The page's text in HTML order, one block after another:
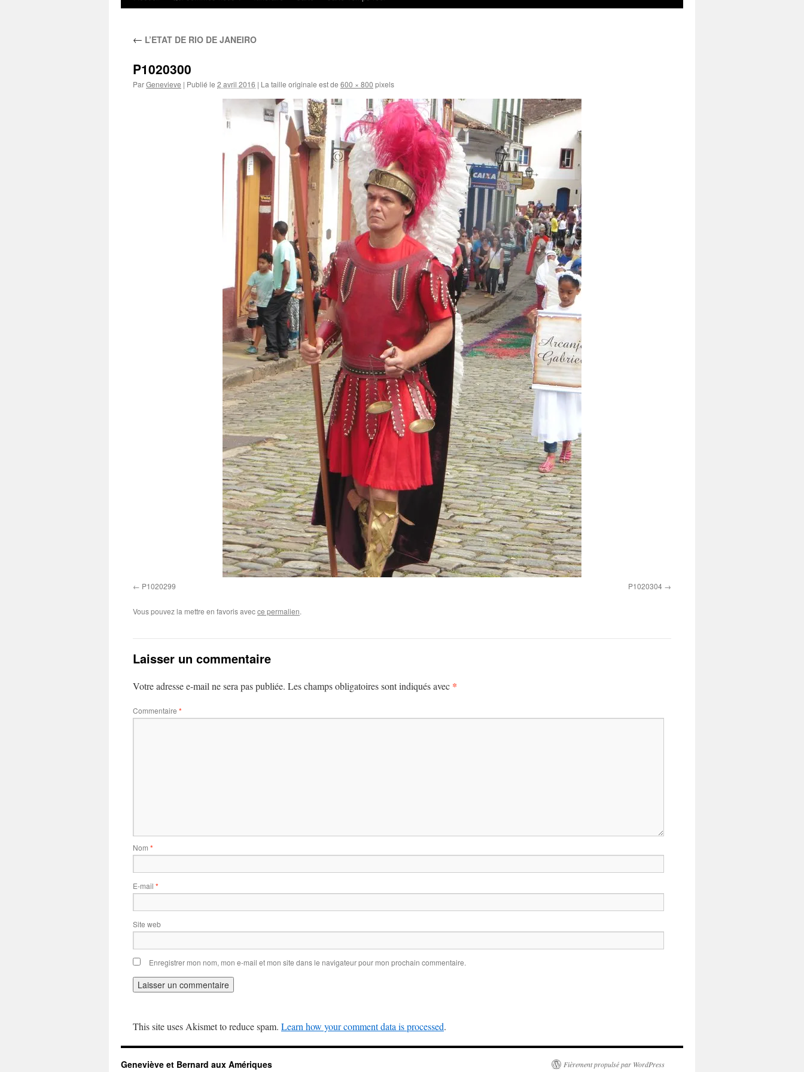
contenu
← L’ETAT DE RIO DE JANEIRO
P1020300
ParGenevieve | Publié le 2 avril 2016 | La taille originale est de 600 × 800 pixels
P1020299 P1020304
Vous pouvez la mettre en favoris avecce permalien.
Laisser un commentaire
Votre adresse e-mail ne sera pas publiée. Les champs obligatoires sont indiqués avec *
Commentaire *
Nom *
E-mail *
Site web
Enregistrer mon nom, mon e-mail et mon site dans le navigateur pour mon prochain commentaire.
This site uses Akismet to reduce spam. Learn how your comment data is processed.
Geneviève et Bernard aux Amériques Fièrement propulsé par WordPress